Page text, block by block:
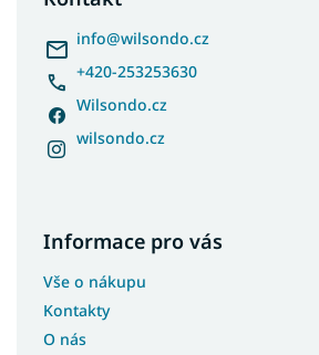
info@wilsondo.cz
+420-253253630
Wilsondo.cz
wilsondo.cz
Informace pro vás
Vše o nákupu
Kontakty
O nás